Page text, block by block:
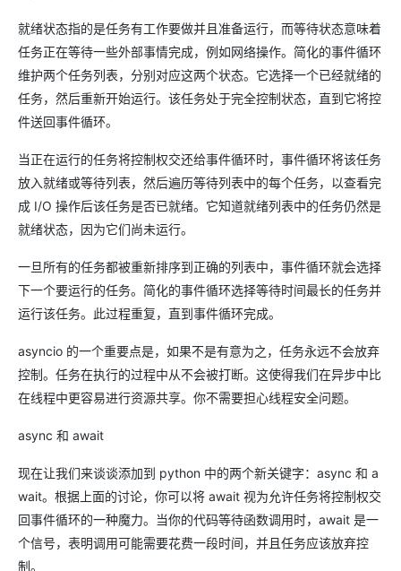
就绪状态指的是任务有工作要做并且准备运行，而等待状态意味着
任务正在等待一些外部事情完成，例如网络操作。简化的事件循环
维护两个任务列表，分别对应这两个状态。它选择一个已经就绪的
任务，然后重新开始运行。该任务处于完全控制状态，直到它将控
件送回事件循环。
当正在运行的任务将控制权交还给事件循环时，事件循环将该任务
放入就绪或等待列表，然后遍历等待列表中的每个任务，以查看完
成 I/O 操作后该任务是否已就绪。它知道就绪列表中的任务仍然是
就绪状态，因为它们尚未运行。
一旦所有的任务都被重新排序到正确的列表中，事件循环就会选择
下一个要运行的任务。简化的事件循环选择等待时间最长的任务并
运行该任务。此过程重复，直到事件循环完成。
asyncio 的一个重要点是，如果不是有意为之，任务永远不会放弃
控制。任务在执行的过程中从不会被打断。这使得我们在异步中比
在线程中更容易进行资源共享。你不需要担心线程安全问题。
async 和 await
现在让我们来谈谈添加到 python 中的两个新关键字：async 和 a
wait。根据上面的讨论，你可以将 await 视为允许任务将控制权交
回事件循环的一种魔力。当你的代码等待函数调用时，await 是一
个信号，表明调用可能需要花费一段时间，并且任务应该放弃控
制。